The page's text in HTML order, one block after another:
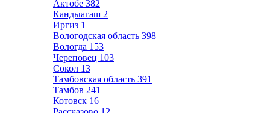
Актобе 382
Кандыагаш 2
Иргиз 1
Вологодская область 398
Вологда 153
Череповец 103
Сокол 13
Тамбовская область 391
Тамбов 241
Котовск 16